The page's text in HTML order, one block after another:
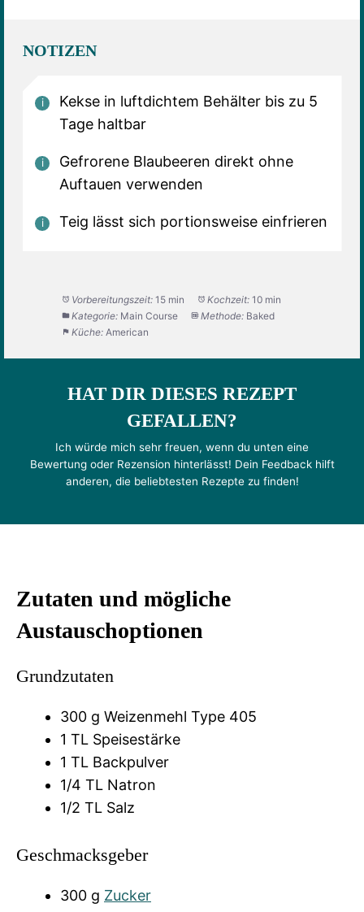
NOTIZEN
Kekse in luftdichtem Behälter bis zu 5
Tage haltbar
Gefrorene Blaubeeren direkt ohne
Auftauen verwenden
Teig lässt sich portionsweise einfrieren
Vorbereitungszeit: 15 min Kochzeit: 10 min
Kategorie: Main Course Methode: Baked
Küche: American
HAT DIR DIESES REZEPT
GEFALLEN?
Ich würde mich sehr freuen, wenn du unten eine
Bewertung oder Rezension hinterlässt! Dein Feedback hilft
anderen, die beliebtesten Rezepte zu finden!
Zutaten und mögliche
Austauschoptionen
Grundzutaten
300 g Weizenmehl Type 405
1 TL Speisestärke
1 TL Backpulver
1/4 TL Natron
1/2 TL Salz
Geschmacksgeber
300 g Zucker